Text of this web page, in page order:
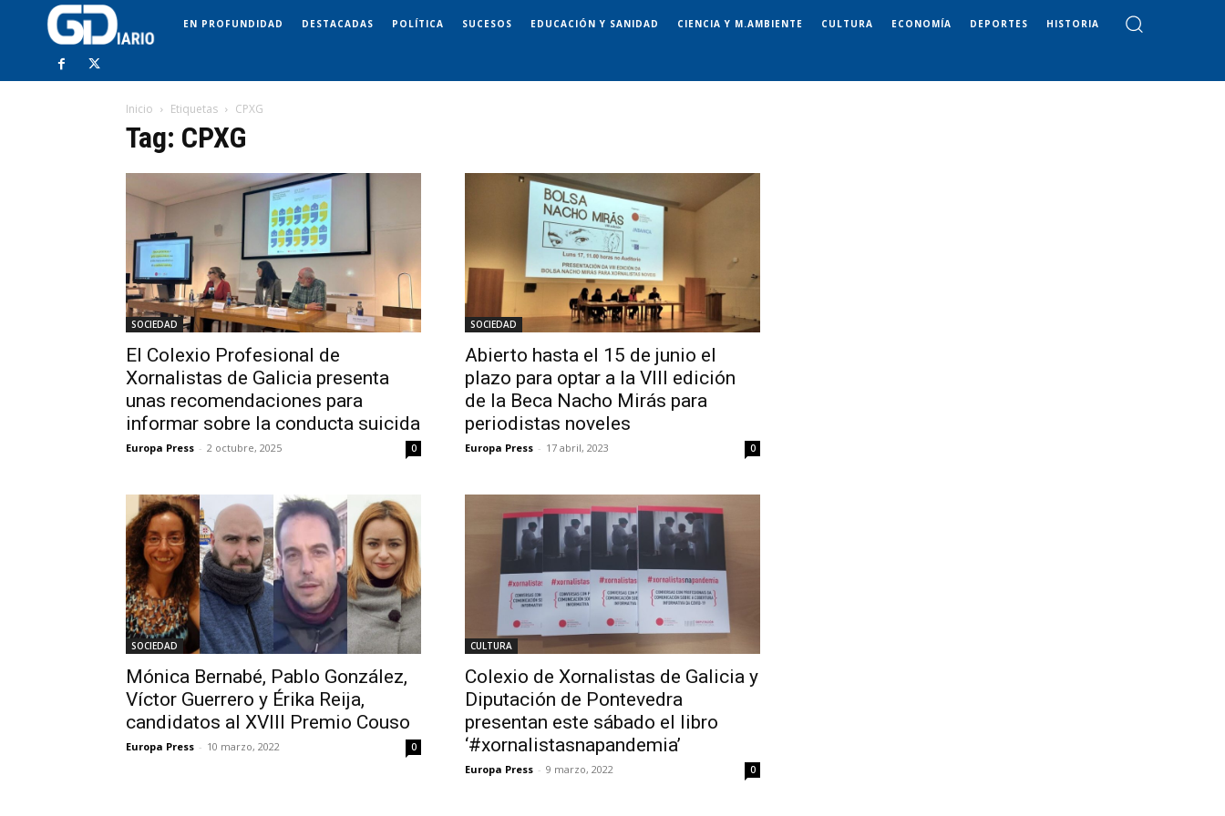
EN PROFUNDIDAD DESTACADAS POLÍTICA SUCESOS EDUCACIÓN Y SANIDAD CIENCIA Y M.AMBIENTE CULTURA ECONOMÍA DEPORTES HISTORIA
Inicio Etiquetas CPXG
Tag: CPXG
SOCIEDAD
El Colexio Profesional de
Xornalistas de Galicia presenta
unas recomendaciones para
informar sobre la conducta suicida
Europa Press - 2 octubre, 2025 0
SOCIEDAD
Abierto hasta el 15 de junio el
plazo para optar a la VIII edición
de la Beca Nacho Mirás para
periodistas noveles
Europa Press - 17 abril, 2023 0
SOCIEDAD
Mónica Bernabé, Pablo González,
Víctor Guerrero y Érika Reija,
candidatos al XVIII Premio Couso
Europa Press - 10 marzo, 2022 0
CULTURA
Colexio de Xornalistas de Galicia y
Diputación de Pontevedra
presentan este sábado el libro
‘#xornalistasnapandemia’
Europa Press - 9 marzo, 2022 0